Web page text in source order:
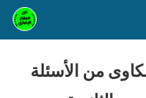
من الأسئلة